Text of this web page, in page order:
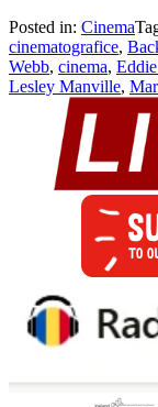
Posted in: Cinema
cinematografice,
Webb, cinema,
Lesley Manville,